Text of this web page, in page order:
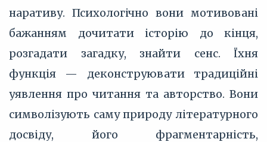
наративу. Психологічно вони мотивовані
бажанням дочитати історію до кінця,
розгадати загадку, знайти сенс. Їхня
функція — деконструювати традиційні
уявлення про читання та авторство. Вони
символізують саму природу літературного
досвіду, його фрагментарність,